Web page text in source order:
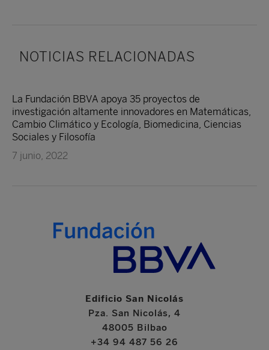
NOTICIAS RELACIONADAS
La Fundación BBVA apoya 35 proyectos de
investigación altamente innovadores en Matemáticas,
Cambio Climático y Ecología, Biomedicina, Ciencias
Sociales y Filosofía
7 junio, 2022
Edificio San Nicolás
Pza. San Nicolás, 4
48005 Bilbao
+34 94 487 56 26